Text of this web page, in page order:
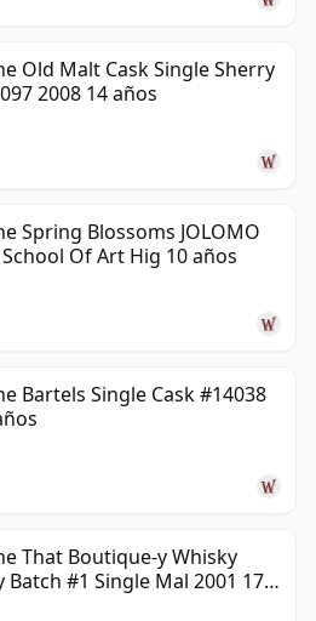
Old Malt Cask Single Sherry
2008 14 años
Spring Blossoms JOLOMO
Of Art Hig 10 años
Bartels Single Cask #14038
That Boutique-y Whisky
Batch #1 Single Mal 2001 17